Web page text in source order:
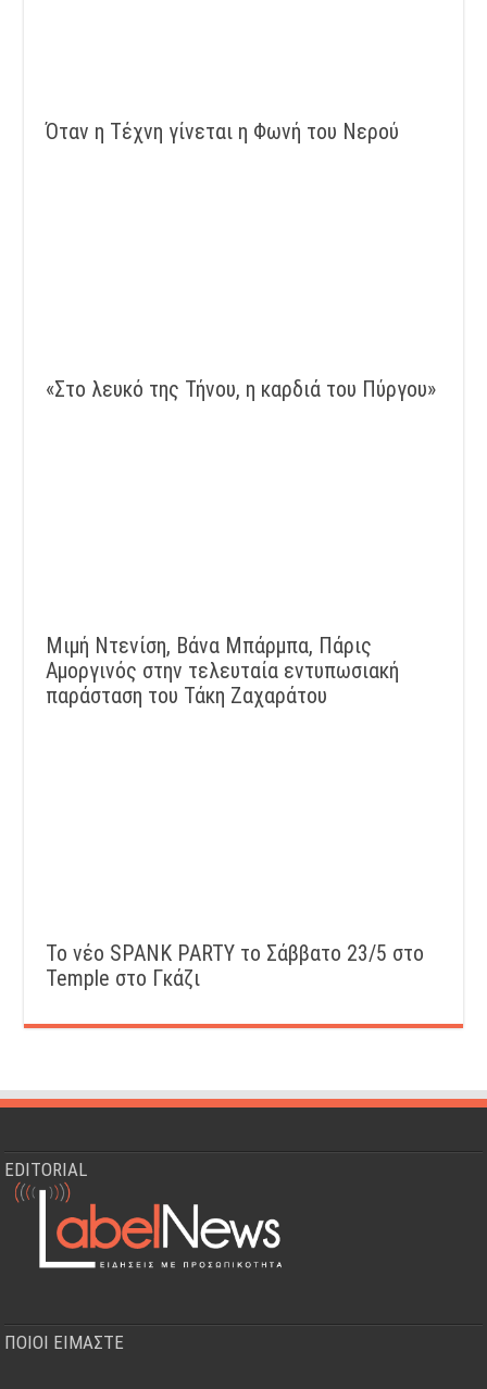
Όταν η Τέχνη γίνεται η Φωνή του Νερού
«Στο λευκό της Τήνου, η καρδιά του Πύργου»
Μιμή Ντενίση, Βάνα Μπάρμπα, Πάρις
Αμοργινός στην τελευταία εντυπωσιακή
παράσταση του Τάκη Ζαχαράτου
Το νέο SPANK PARTY το Σάββατο 23/5 στο
Temple στο Γκάζι
EDITORIAL
ΠΟΙΟΙ ΕΙΜΑΣΤΕ